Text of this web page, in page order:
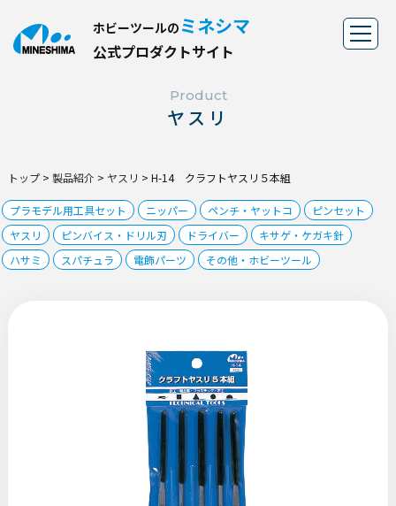
ホビーツールの ミネシマ
公式プロダク トサイ ト
Product
ヤスリ
トップ> 製品紹介 > ヤスリ > H-14 クラフトヤスリ５本組
プラモデル用工具セット ニッパー ペンチ・ヤットコ
ピンセット
ヤスリ
ピンバイス・ドリル刃 ドライバー
キサゲ・ケガキ針
ハサミ
スパチュラ 電飾パーツ その他・ホビーツール